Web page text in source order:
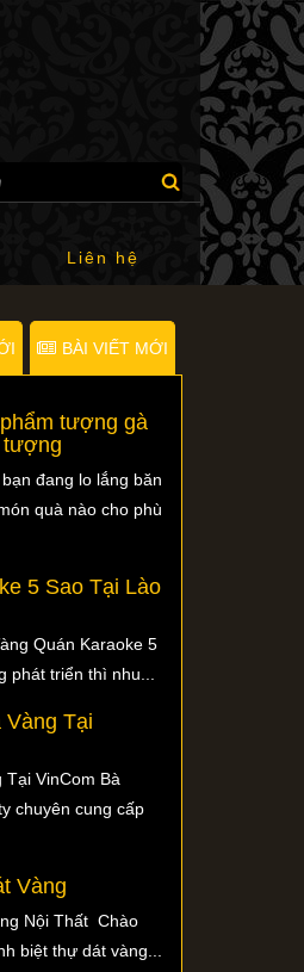
Liên hệ
BÀI VIẾT MỚI
tượng gà
tượng
đang lo lắng băn
quà nào cho phù
5 Sao Tại Lào
Quán Karaoke 5
phát triển thì nhu...
Vàng Tại
Tại VinCom Bà
chuyên cung cấp
Vàng
Nội Thất Chào
biệt thự dát vàng...